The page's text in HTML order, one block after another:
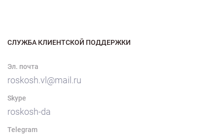
СЛУЖБА КЛИЕНТСКОЙ ПОДДЕРЖКИ
Эл. почта
roskosh.vl@mail.ru
Skype
roskosh-da
Telegram